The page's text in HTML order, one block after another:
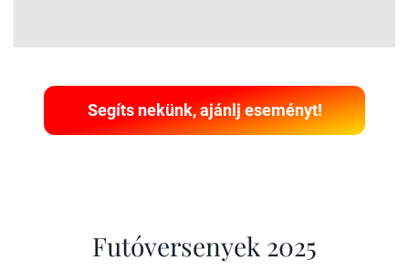
Segíts nekünk, ajánlj eseményt!
Futóversenyek 2025